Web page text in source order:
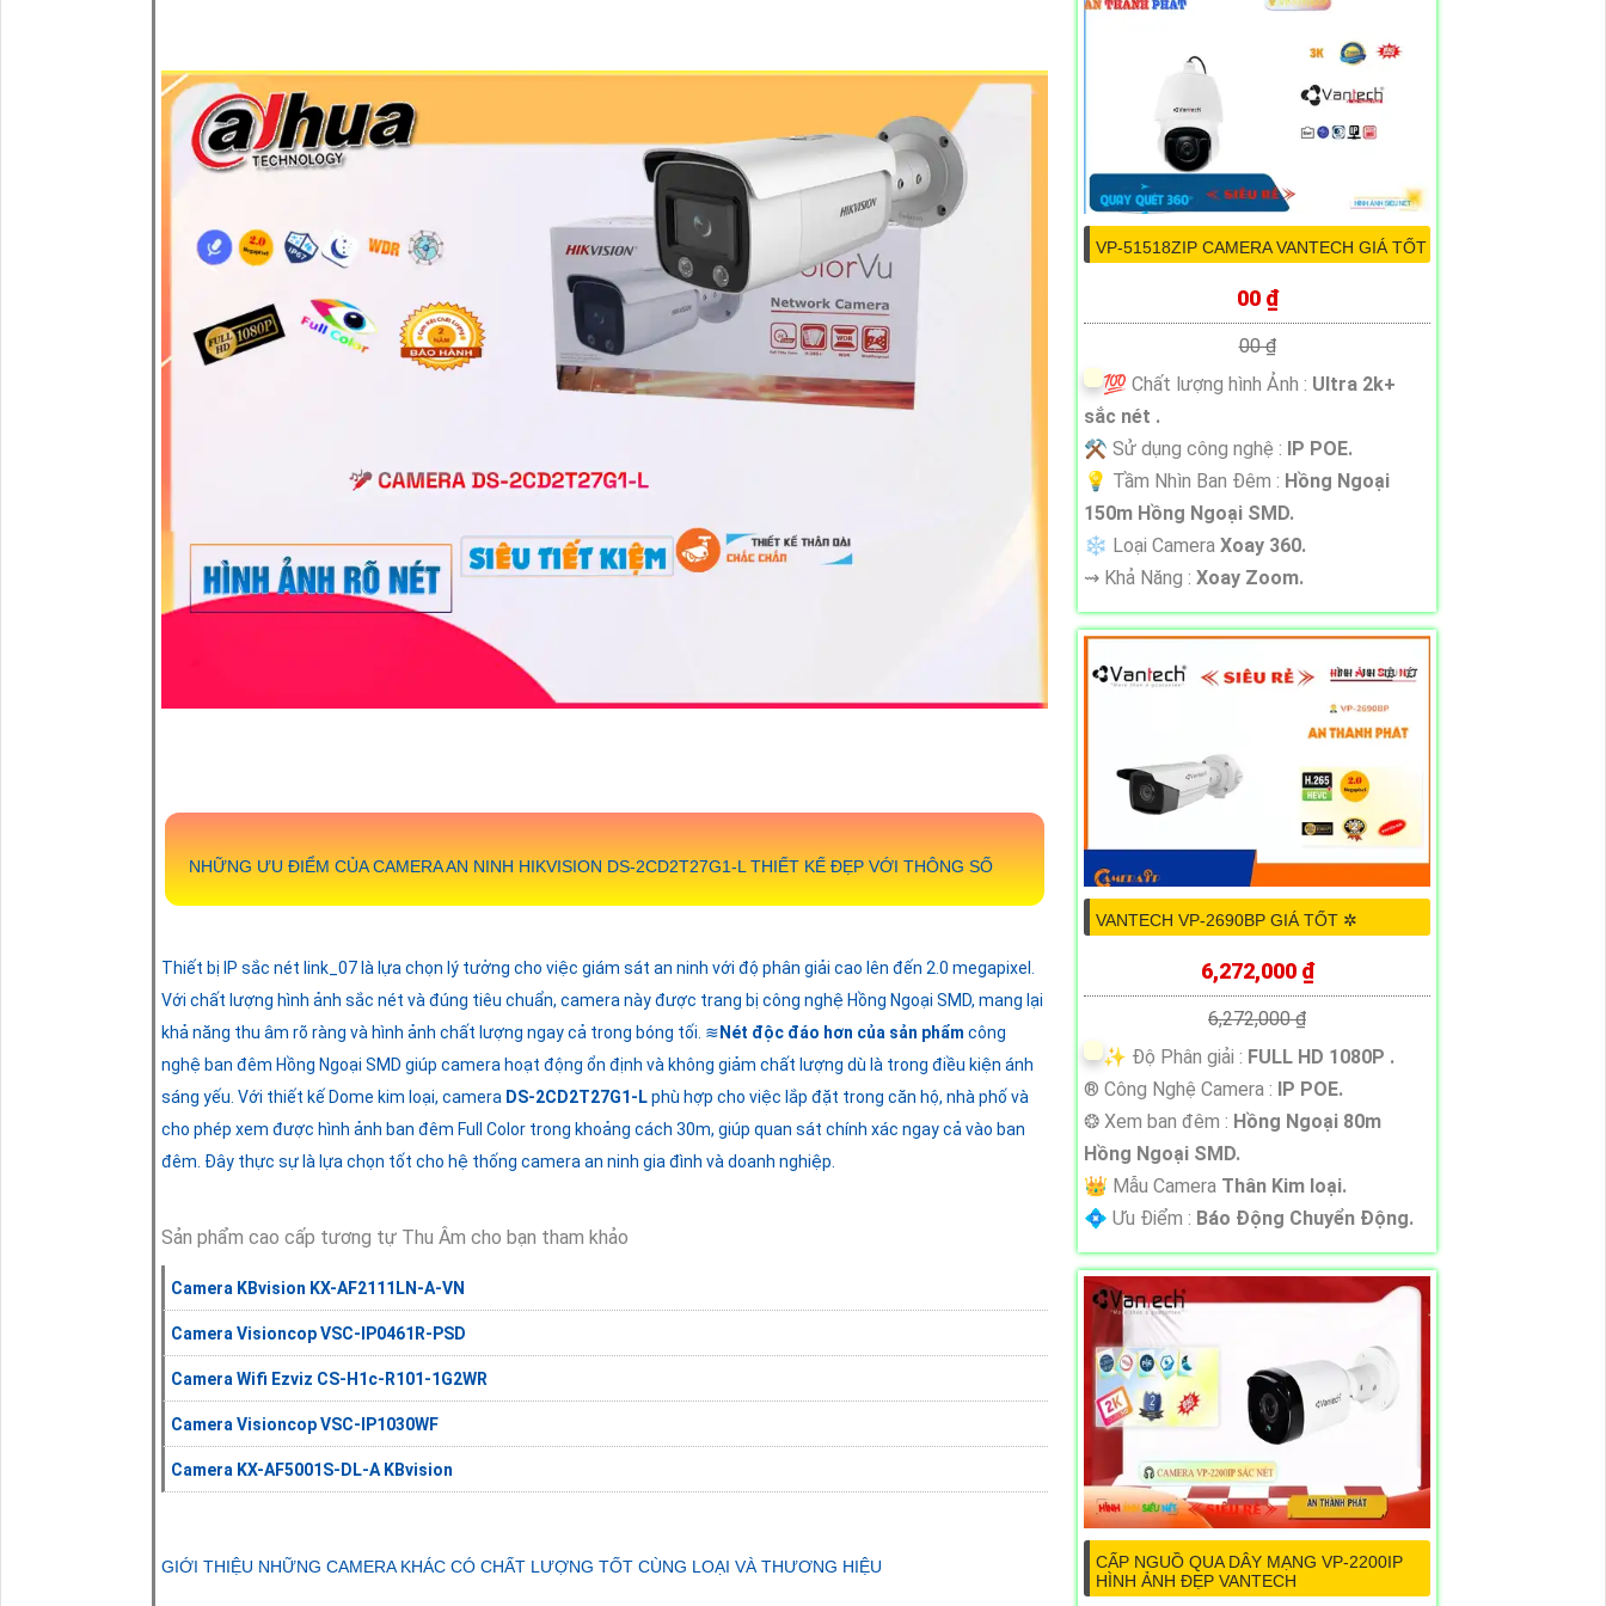
NHỮNG ƯU ĐIỂM CỦA CAMERA AN NINH HIKVISION DS-2CD2T27G1-L THIẾT KẾ ĐẸP VỚI THÔNG SỐ
Thiết bị IP sắc nét link_07 là lựa chọn lý tưởng cho việc giám sát an ninh với độ phân giải cao lên đến 2.0 megapixel.
Với chất lượng hình ảnh sắc nét và đúng tiêu chuẩn, camera này được trang bị công nghệ Hồng Ngoại SMD, mang lại
khả năng thu âm rõ ràng và hình ảnh chất lượng ngay cả trong bóng tối. ≋ Nét độc đáo hơn của sản phẩm công
nghệ ban đêm Hồng Ngoại SMD giúp camera hoạt động ổn định và không giảm chất lượng dù là trong điều kiện ánh
sáng yếu. Với thiết kế Dome kim loại, camera DS-2CD2T27G1-Lphù hợp cho việc lắp đặt trong căn hộ, nhà phố và
cho phép xem được hình ảnh ban đêm Full Color trong khoảng cách 30m, giúp quan sát chính xác ngay cả vào ban
đêm. Đây thực sự là lựa chọn tốt cho hệ thống camera an ninh gia đình và doanh nghiệp.
Sản phẩm cao cấp tương tự Thu Âm cho bạn tham khảo
Camera KBvision KX-AF2111LN-A-VN
Camera Visioncop VSC-IP0461R-PSD
Camera Wifi Ezviz CS-H1c-R101-1G2WR
Camera Visioncop VSC-IP1030WF
Camera KX-AF5001S-DL-A KBvision
GIỚI THIỆU NHỮNG CAMERA KHÁC CÓ CHẤT LƯỢNG TỐT CÙNG LOẠI VÀ THƯƠNG HIỆU
VP-51518ZIP CAMERA VANTECH GIÁ TỐT
00 ₫
00 ₫
💯 Chất lượng hình Ảnh : Ultra 2k+
sắc nét .
⚒ Sử dụng công nghệ : IP POE.
💡 Tầm Nhìn Ban Đêm : Hồng Ngoại
150m Hồng Ngoại SMD.
❄ Loại Camera Xoay 360.
️⇝ Khả Năng : Xoay Zoom.
VANTECH VP-2690BP GIÁ TỐT ✲
6,272,000 ₫
6,272,000 ₫
✨ Độ Phân giải : FULL HD 1080P .
®️ Công Nghệ Camera :
IP POE.
❂ Xem ban đêm : Hồng Ngoại 80m
Hồng Ngoại SMD.
👑 Mẫu Camera Thân Kim loại.
️💠 Ưu Điểm : Báo Động Chuyển Động.
CẤP NGUỒ QUA DÂY MẠNG VP-2200IP
HÌNH ẢNH ĐẸP VANTECH